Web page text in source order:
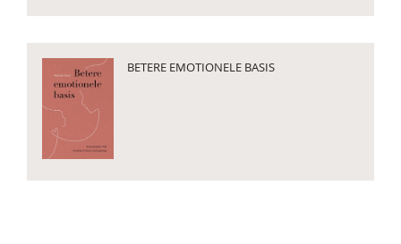
BETERE EMOTIONELE BASIS